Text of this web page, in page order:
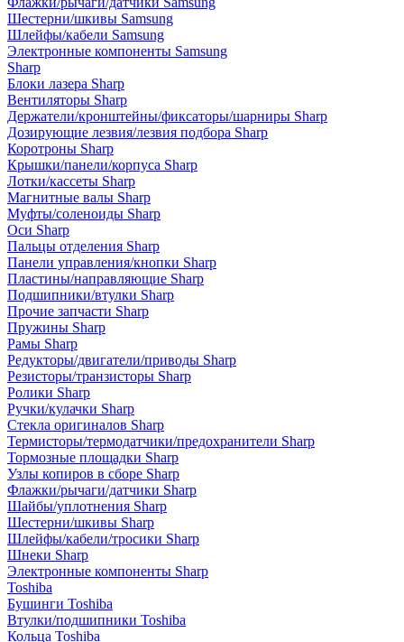
Шестерни/шкивы Samsung
Шлейфы/кабели Samsung
Электронные компоненты Samsung
Sharp
Блоки лазера Sharp
Вентиляторы Sharp
Держатели/кронштейны/фиксаторы/шарниры Sharp
Дозирующие лезвия/лезвия подбора Sharp
Коротроны Sharp
Крышки/панели/корпуса Sharp
Лотки/кассеты Sharp
Магнитные валы Sharp
Муфты/соленоиды Sharp
Оси Sharp
Пальцы отделения Sharp
Панели управления/кнопки Sharp
Пластины/направляющие Sharp
Подшипники/втулки Sharp
Прочие запчасти Sharp
Пружины Sharp
Рамы Sharp
Редукторы/двигатели/приводы Sharp
Резисторы/транзисторы Sharp
Ролики Sharp
Ручки/кулачки Sharp
Стекла оригиналов Sharp
Термисторы/термодатчики/предохранители Sharp
Тормозные площадки Sharp
Узлы копиров в сборе Sharp
Флажки/рычаги/датчики Sharp
Шайбы/уплотнения Sharp
Шестерни/шкивы Sharp
Шлейфы/кабели/тросики Sharp
Шнеки Sharp
Электронные компоненты Sharp
Toshiba
Бушинги Toshiba
Втулки/подшипники Toshiba
Кольца Toshiba